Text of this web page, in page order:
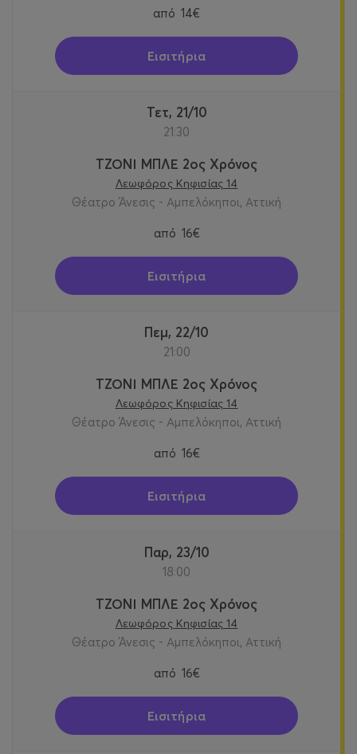
από 14€
Εισιτήρια
Τετ, 21/10
21:30
ΤΖΟΝΙ ΜΠΛΕ 2ος Χρόνος
Λεωφόρος Κηφισίας 14
Θέατρο Άνεσις - Αμπελόκηποι, Αττική
από 16€
Εισιτήρια
Πεμ, 22/10
21:00
ΤΖΟΝΙ ΜΠΛΕ 2ος Χρόνος
Λεωφόρος Κηφισίας 14
Θέατρο Άνεσις - Αμπελόκηποι, Αττική
από 16€
Εισιτήρια
Παρ, 23/10
18:00
ΤΖΟΝΙ ΜΠΛΕ 2ος Χρόνος
Λεωφόρος Κηφισίας 14
Θέατρο Άνεσις - Αμπελόκηποι, Αττική
από 16€
Εισιτήρια